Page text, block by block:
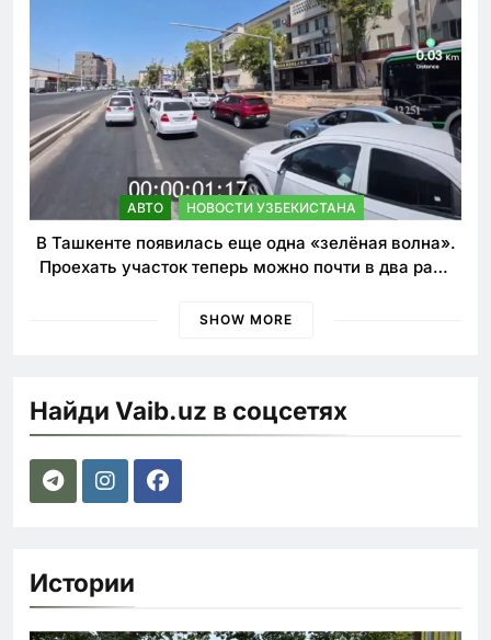
АВТО НОВОСТИ УЗБЕКИСТАНА
В Ташкенте появилась еще одна «зелёная волна».
Проехать участок теперь можно почти в два раза
SHOW MORE
Найди Vaib.uz в соцсетях
Истории